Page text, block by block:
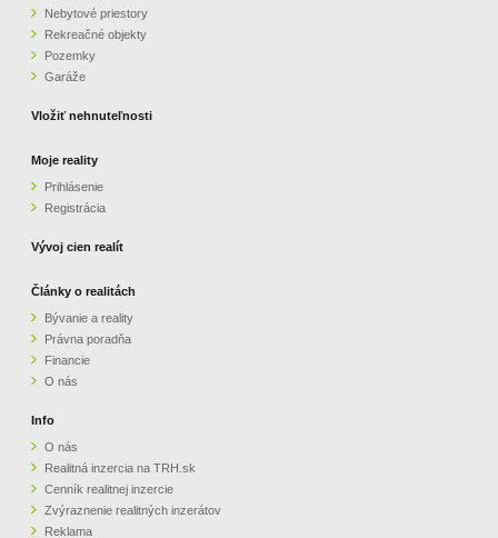
O NÁS
CENNÍK REALITNEJ INZERCIE
ZVÝRAZNENIE REALITNÝCH INZERÁTOV
PARTNERI
OBCHODNÉ PODMIENKY
KONTAKT
Nebytové priestory
Rekreačné objekty
Pozemky
Garáže
Vložiť nehnuteľnosti
Moje reality
Prihlásenie
Registrácia
Vývoj cien realít
Články o realitách
Bývanie a reality
Právna poradňa
Financie
O nás
Info
O nás
Realitná inzercia na TRH.sk
Cenník realitnej inzercie
Zvýraznenie realitných inzerátov
Reklama